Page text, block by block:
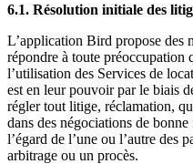
6.1. Résolution initiale des
L’application Bird propose des
répondre à toute préoccupation
l’utilisation des Services de
est en leur pouvoir par le biais
régler tout litige, réclamation,
dans des négociations de
l’égard de l’une ou l’autre des
arbitrage ou un procès.